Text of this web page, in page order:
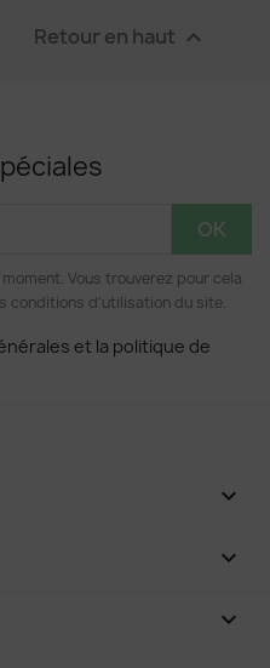
Retour en haut 
Vous trouverez pour cela
conditions d'utilisation du site.
et la politique de


